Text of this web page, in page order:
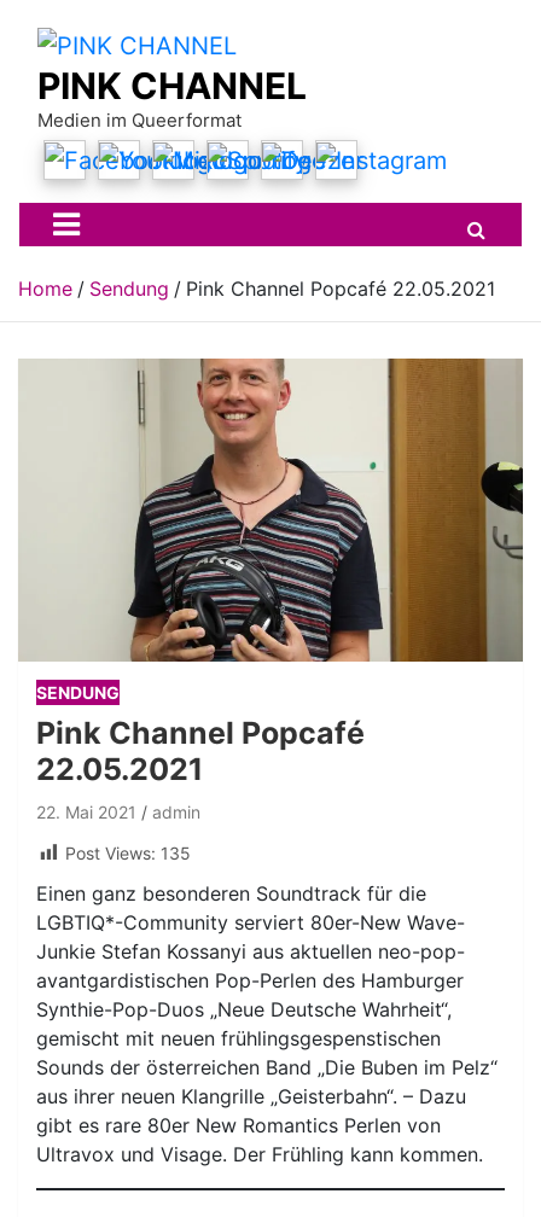
contentPINK CHANNEL
Medien im Queerformat
Home Sendung Pink Channel Popcafé 22.05.2021
SENDUNG
Pink Channel Popcafé
22.05.2021
22. Mai 2021
admin
Post Views: 135
Einen ganz besonderen Soundtrack für die
LGBTIQ*-Community serviert 80er-New Wave-
Junkie Stefan Kossanyi aus aktuellen neo-pop-
avantgardistischen Pop-Perlen des Hamburger
Synthie-Pop-Duos „Neue Deutsche Wahrheit“,
gemischt mit neuen frühlingsgespenstischen
Sounds der österreichen Band „Die Buben im Pelz“
aus ihrer neuen Klangrille „Geisterbahn“. – Dazu
gibt es rare 80er New Romantics Perlen von
Ultravox und Visage. Der Frühling kann kommen.